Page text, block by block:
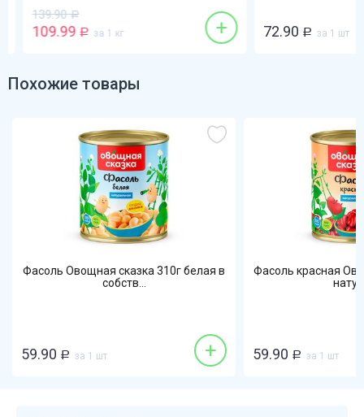
139.90 Р
109.99 Р за 1 кг + 72.90 Р за 1 шт
Похожие товары
Фасоль Овощная сказка 310г белая в
собств...
59.90 Р за 1 шт +
Фасоль красная
59.90 Р за 1 шт